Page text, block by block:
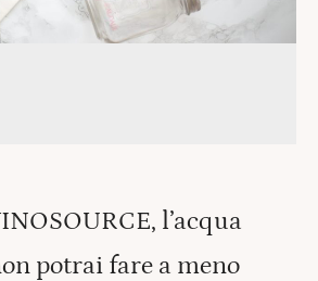
l’acqua
potrai fare a meno